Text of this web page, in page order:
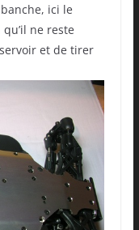
ici le
ne reste
et de tirer